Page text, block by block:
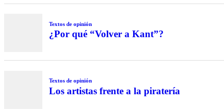
Textos de opinión
¿Por qué “Volver a Kant”?
Textos de opinión
Los artistas frente a la piratería